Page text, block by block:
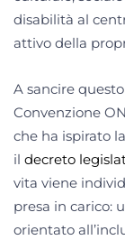
disabilità al
attivo della
A sancire
Convenzione
che ha ispirato
il decreto
vita viene
presa in carico:
orientato